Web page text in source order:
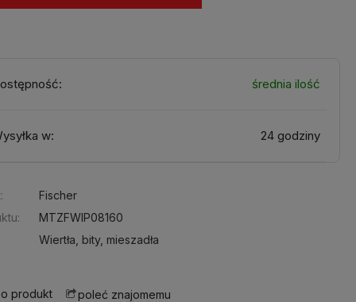
średnia ilość
w: 24 godziny
Fischer
MTZFWIP08160
Wiertła, bity, mieszadła
produkt poleć znajomemu